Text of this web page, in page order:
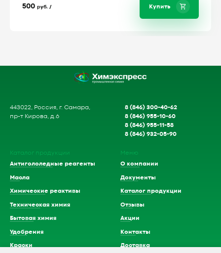
500 руб. / Купить
443022, Россия, г. Самара,
пр-т Кирова, д.6
8 (846) 300-40-62
8 (846) 955-10-60
8 (846) 955-11-58
8 (846) 932-05-90
Каталог продукции
Антигололедные реагенты
Масла
Химические реактивы
Техническая химия
Бытовая химия
Удобрения
Краски
Меню
О компании
Документы
Каталог продукции
Отзывы
Акции
Контакты
Доставка